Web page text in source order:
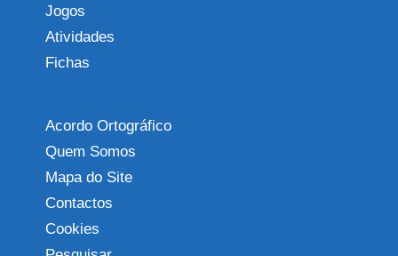
Jogos
Atividades
Fichas
Acordo Ortográfico
Quem Somos
Mapa do Site
Contactos
Cookies